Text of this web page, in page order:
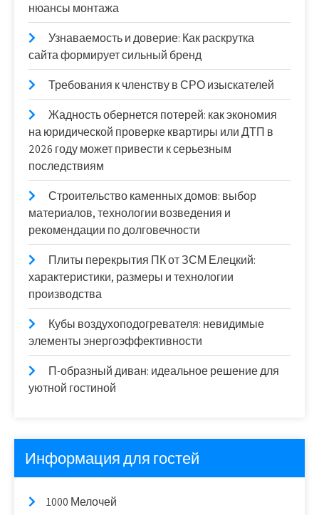
нюансы монтажа
Узнаваемость и доверие: Как раскрутка
сайта формирует сильный бренд
Требования к членству в СРО изыскателей
Жадность обернется потерей: как экономия
на юридической проверке квартиры или ДТП в
2026 году может привести к серьезным
последствиям
Строительство каменных домов: выбор
материалов, технологии возведения и
рекомендации по долговечности
Плиты перекрытия ПК от ЗСМ Елецкий:
характеристики, размеры и технологии
производства
Кубы воздухоподогревателя: невидимые
элементы энергоэффективности
П-образный диван: идеальное решение для
уютной гостиной
Информация для гостей
1000 Мелочей